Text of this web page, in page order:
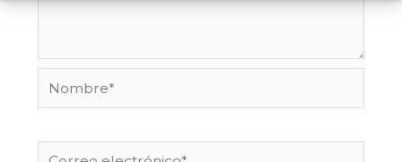
Nombre*
Correo